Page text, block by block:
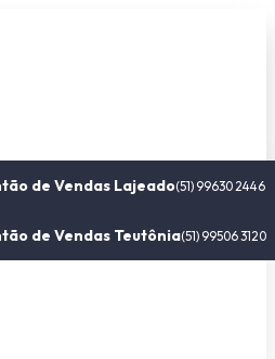
de Vendas Lajeado(51) 99630 2446
de Vendas Teutônia(51) 99506 3120